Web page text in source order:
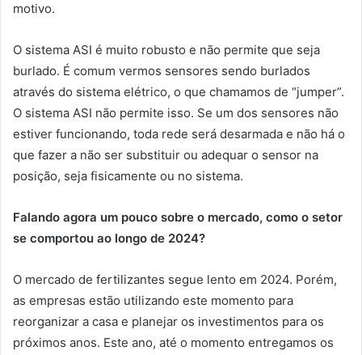
motivo.
O sistema ASI é muito robusto e não permite que seja
burlado. É comum vermos sensores sendo burlados
através do sistema elétrico, o que chamamos de “jumper”.
O sistema ASI não permite isso. Se um dos sensores não
estiver funcionando, toda rede será desarmada e não há o
que fazer a não ser substituir ou adequar o sensor na
posição, seja fisicamente ou no sistema.
Falando agora um pouco sobre o mercado, como o setor
se comportou ao longo de 2024?
O mercado de fertilizantes segue lento em 2024. Porém,
as empresas estão utilizando este momento para
reorganizar a casa e planejar os investimentos para os
próximos anos. Este ano, até o momento entregamos os